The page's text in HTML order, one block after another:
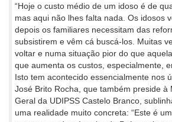
“Hoje o custo médio de um idoso é de
mas aqui não lhes falta nada. Os idosos
depois os familiares necessitam das
subsistirem e vêm cá buscá-los. Muitas
voltar e numa situação pior do que
que aumenta os custos, especialmente,
Isto tem acontecido essencialmente nos
José Brito Rocha, que também preside à
Geral da UDIPSS Castelo Branco,
uma realidade muito concreta: “Este é